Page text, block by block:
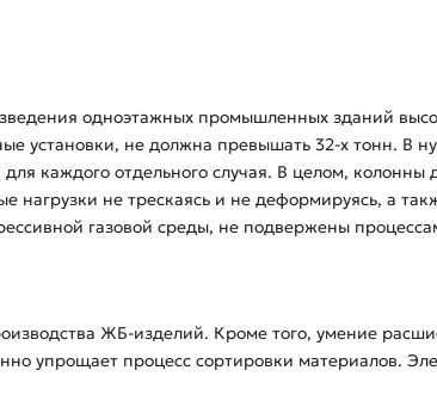
одноэтажных промышленных зданий
установки, не должна превышать 32-х тонн. В
каждого отдельного случая. В целом,
не трескаясь и не деформируясь, а
газовой среды, не подвержены
ЖБ-изделий. Кроме того, умение
упрощает процесс сортировки материалов.